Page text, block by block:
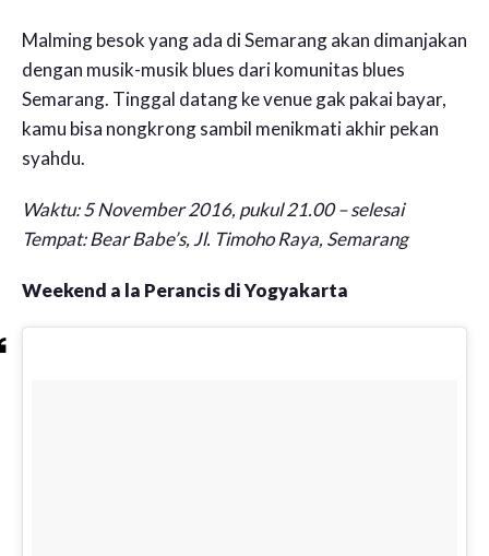
Malming besok yang ada di Semarang akan dimanjakan
dengan musik-musik blues dari komunitas blues
Semarang. Tinggal datang ke venue gak pakai bayar,
kamu bisa nongkrong sambil menikmati akhir pekan
syahdu.
Waktu: 5 November 2016, pukul 21.00 – selesai
Tempat: Bear Babe’s, Jl. Timoho Raya, Semarang
Weekend a la Perancis di Yogyakarta